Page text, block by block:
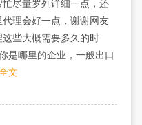
尽量罗列详细一点，还
理会好一点，谢谢网友
些大概需要多久的时
是哪里的企业，一般出口
文